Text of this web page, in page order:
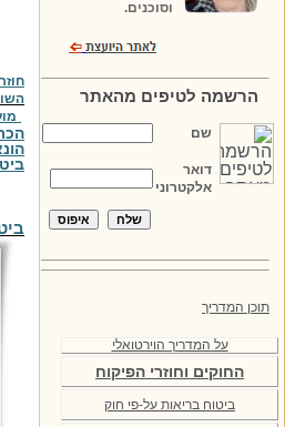
וסוכנים.
הרשמה לטיפים מהאתר
שם
דואר
אלקטרוני
תוכן המדריך
על המדריך הוירטואלי
החוקים וחוזרי הפיקוח
ביטוח בריאות על-פי חוק